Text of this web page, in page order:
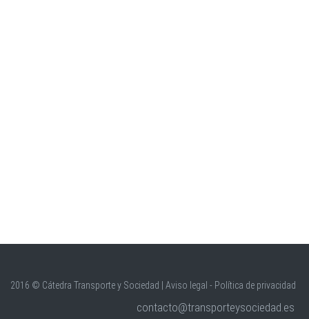
2016 © Cátedra Transporte y Sociedad | Aviso legal - Política de privacidad
contacto@transporteysociedad.es